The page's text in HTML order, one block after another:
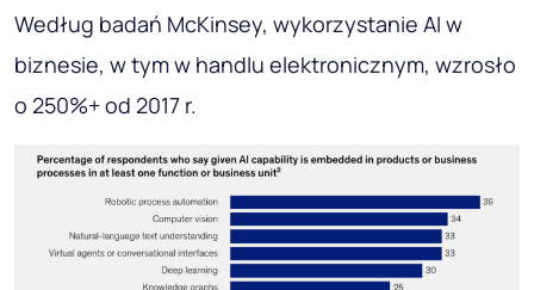
Według badań McKinsey, wykorzystanie AI w
biznesie, w tym w handlu elektronicznym, wzrosło
o 250%+ od 2017 r.